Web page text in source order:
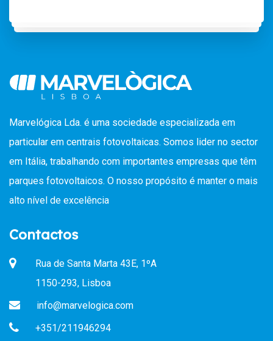
Marvelógica Lda. é uma sociedade especializada em
particular em centrais fotovoltaicas. Somos lider no sector
em Itália, trabalhando com importantes empresas que têm
parques fotovoltaicos. O nosso propósito é manter o mais
alto nível de excelência
Contactos
Rua de Santa Marta 43E, 1ºA
1150-293, Lisboa
info@marvelogica.com
+351/211946294